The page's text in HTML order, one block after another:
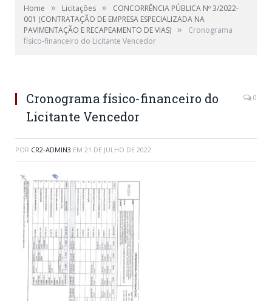
Home » Licitações »
CONCORRÊNCIA PÚBLICA Nº 3/2022-
001 (CONTRATAÇÃO DE EMPRESA ESPECIALIZADA NA
PAVIMENTAÇÃO E RECAPEAMENTO DE VIAS) »
Cronograma
físico-financeiro do Licitante Vencedor
Cronograma físico-financeiro do
Licitante Vencedor
0
POR CR2-ADMIN3 EM 21 DE JULHO DE 2022